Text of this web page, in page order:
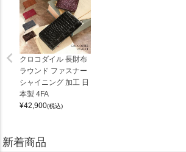
クロコダイル 長財布
ラウンド ファスナー
シャイニング 加工 日
本製 4FA
¥42,900(税込)
新着商品